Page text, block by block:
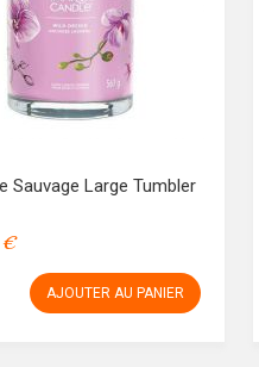
Sauvage Large Tumbler
AJOUTER AU PANIER